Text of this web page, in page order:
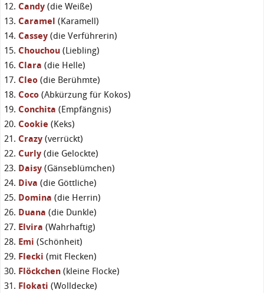
Candy (die Weiße)
Caramel (Karamell)
Cassey (die Verführerin)
Chouchou (Liebling)
Clara (die Helle)
Cleo (die Berühmte)
Coco (Abkürzung für Kokos)
Conchita (Empfängnis)
Cookie (Keks)
Crazy (verrückt)
Curly (die Gelockte)
Daisy (Gänseblümchen)
Diva (die Göttliche)
Domina (die Herrin)
Duana (die Dunkle)
Elvira (Wahrhaftig)
Emi (Schönheit)
Flecki (mit Flecken)
Flöckchen (kleine Flocke)
Flokati (Wolldecke)